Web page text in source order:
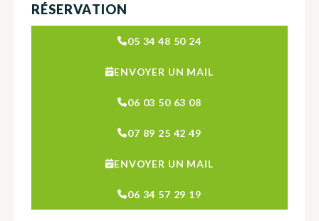
RÉSERVATION
05 34 48 50 24
ENVOYER UN MAIL
06 03 50 63 08
07 89 25 42 49
ENVOYER UN MAIL
06 34 57 29 19